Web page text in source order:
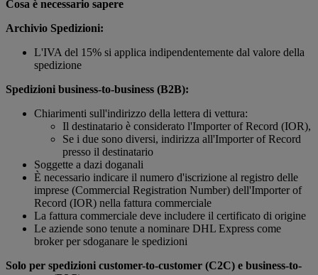
Cosa è necessario sapere
Archivio Spedizioni:
L'IVA del 15% si applica indipendentemente dal valore della
spedizione
Spedizioni business-to-business (B2B):
Chiarimenti sull'indirizzo della lettera di vettura:
Il destinatario è considerato l'Importer of Record (IOR),
Se i due sono diversi, indirizza all'Importer of Record
presso il destinatario
Soggette a dazi doganali
È necessario indicare il numero d'iscrizione al registro delle
imprese (Commercial Registration Number) dell'Importer of
Record (IOR) nella fattura commerciale
La fattura commerciale deve includere il certificato di origine
Le aziende sono tenute a nominare DHL Express come
broker per sdoganare le spedizioni
Solo per spedizioni customer-to-customer (C2C) e business-to-